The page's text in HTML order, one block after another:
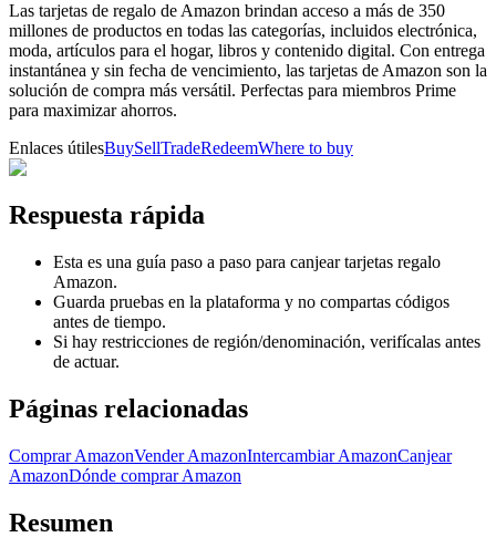
Las tarjetas de regalo de Amazon brindan acceso a más de 350
millones de productos en todas las categorías, incluidos electrónica,
moda, artículos para el hogar, libros y contenido digital. Con entrega
instantánea y sin fecha de vencimiento, las tarjetas de Amazon son la
solución de compra más versátil. Perfectas para miembros Prime
para maximizar ahorros.
Enlaces útilesBuySellTradeRedeemWhere to buy
Respuesta rápida
Esta es una guía paso a paso para canjear tarjetas regalo
Amazon.
Guarda pruebas en la plataforma y no compartas códigos
antes de tiempo.
Si hay restricciones de región/denominación, verifícalas antes
de actuar.
Páginas relacionadas
Comprar AmazonVender AmazonIntercambiar AmazonCanjear
AmazonDónde comprar Amazon
Resumen